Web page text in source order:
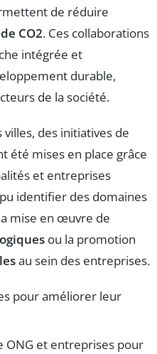
de réduire
CO2. Ces collaborations
intégrée et
durable,
de la société.
des initiatives de
été mises en place grâce
et entreprises
identifier des domaines
mise en œuvre de
ou la promotion
au sein des entreprises.
pour améliorer leur
ONG et entreprises pour